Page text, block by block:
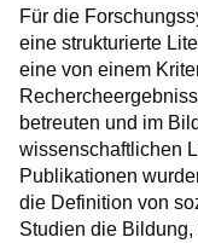
Für die
eine strukturierte
eine von einem
betreuten und im
wissenschaftlichen
Publikationen
die Definition von
Studien die